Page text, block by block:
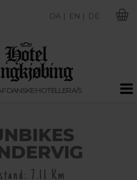
DANSKE HOTELLER A/S
DA | EN | DE
7.11 Km